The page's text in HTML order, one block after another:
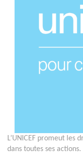
L’UNICEF promeut les
dans toutes ses